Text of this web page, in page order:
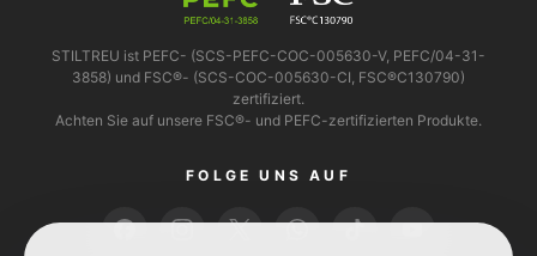
STILTREU ist PEFC- (SCS-PEFC-COC-005630-V, PEFC/04-31-
3858) und FSC®- (SCS-COC-005630-CI, FSC®C130790)
zertifiziert.
Achten Sie auf unsere FSC®- und PEFC-zertifizierten Produkte.
FOLGE UNS AUF